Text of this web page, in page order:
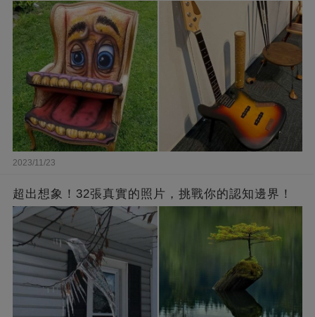
2023/11/23
超出想象！32張真實的照片，挑戰你的認知邊界！